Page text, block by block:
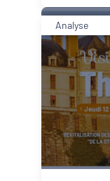
Analyse